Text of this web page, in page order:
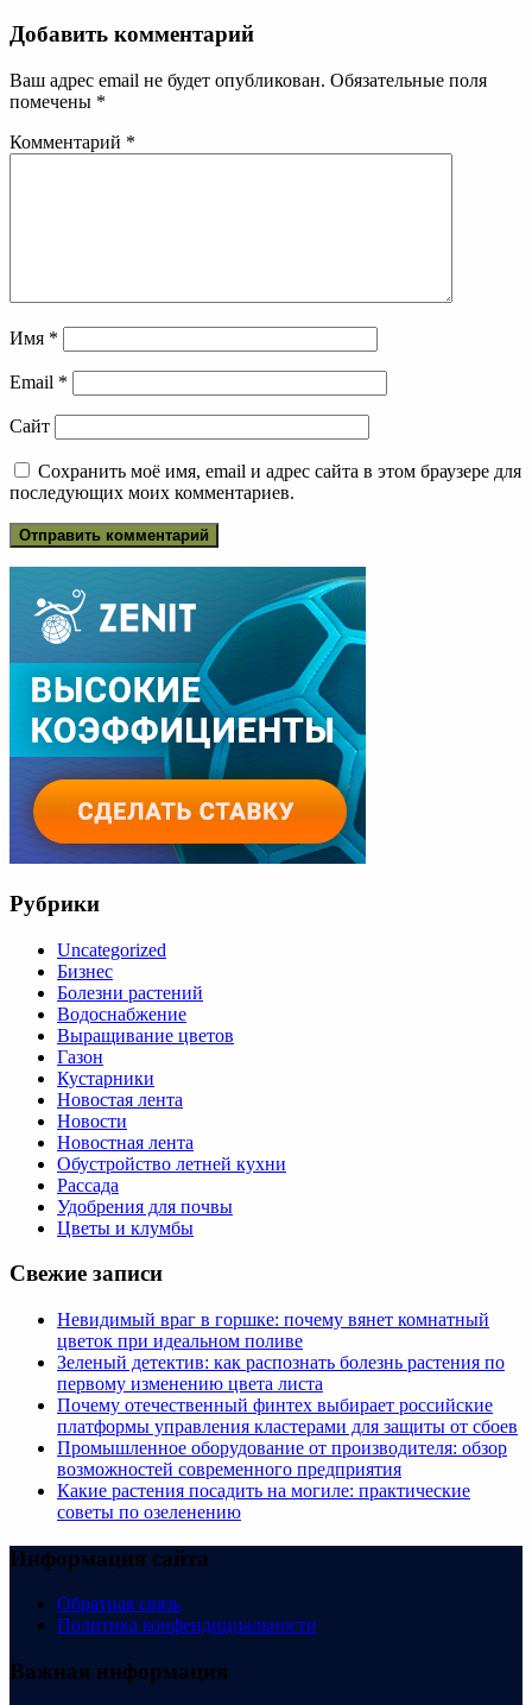
Добавить комментарий
Ваш адрес email не будет опубликован. Обязательные поля
помечены *
Комментарий *
Имя *
Email *
Сайт
Сохранить моё имя, email и адрес сайта в этом браузере для
последующих моих комментариев.
Рубрики
Uncategorized
Бизнес
Болезни растений
Водоснабжение
Выращивание цветов
Газон
Кустарники
Новостая лента
Новости
Новостная лента
Обустройство летней кухни
Рассада
Удобрения для почвы
Цветы и клумбы
Свежие записи
Невидимый враг в горшке: почему вянет комнатный
цветок при идеальном поливе
Зеленый детектив: как распознать болезнь растения по
первому изменению цвета листа
Почему отечественный финтех выбирает российские
платформы управления кластерами для защиты от сбоев
Промышленное оборудование от производителя: обзор
возможностей современного предприятия
Какие растения посадить на могиле: практические
советы по озеленению
Информация сайта
Обратная связь
Политика конфендициальности
Важная информация